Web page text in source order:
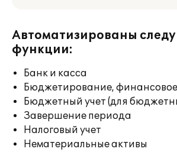
Автоматизированы
функции:
Банк и касса
Бюджетирование,
Бюджетный учет (для
Завершение периода
Налоговый учет
Нематериальные активы